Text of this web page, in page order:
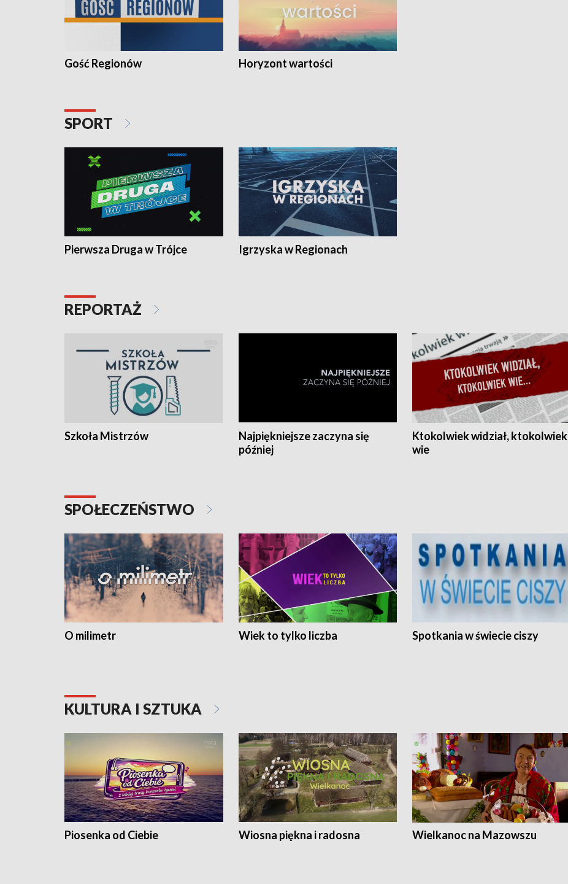
Gość Regionów Horyzont wartości
SPORT
Pierwsza Druga w Trójce Igrzyska w Regionach
REPORTAŻ
Szkoła Mistrzów
Najpiękniejsze zaczyna się
później
Ktokolwiek widział, ktokolwiek
wie
SPOŁECZEŃSTWO
O milimetr Wiek to tylko liczba Spotkania w świecie ciszy
KULTURA I SZTUKA
Piosenka od Ciebie Wiosna piękna i radosna Wielkanoc na Mazowszu